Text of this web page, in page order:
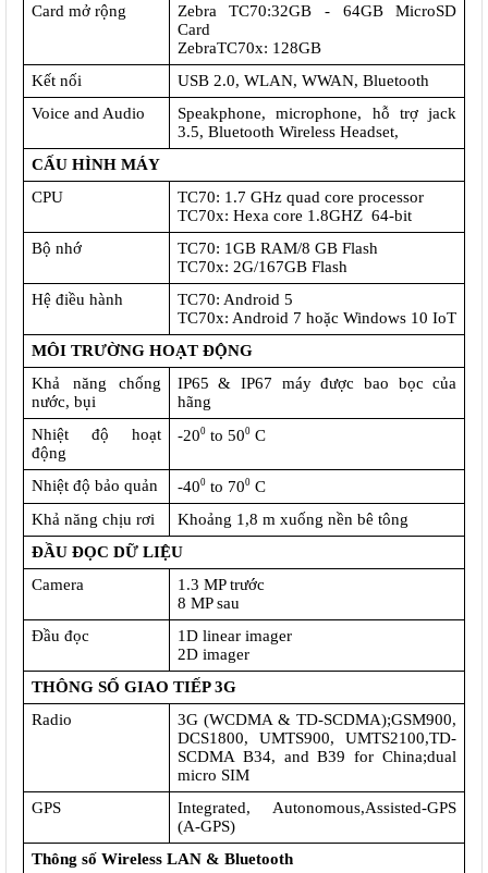
Card mở rộng
Zebra TC70:32GB - 64GB MicroSD
Card
ZebraTC70x: 128GB
Kết nối
USB 2.0, WLAN, WWAN, Bluetooth
Voice and Audio
Speakphone, microphone, hỗ trợ jack
3.5, Bluetooth Wireless Headset,
CẤU HÌNH MÁY
CPU
TC70: 1.7 GHz quad core processor
TC70x: Hexa core 1.8GHZ  64-bit
Bộ nhớ
TC70: 1GB RAM/8 GB Flash
TC70x: 2G/167GB Flash
Hệ điều hành
TC70: Android 5
TC70x: Android 7 hoặc Windows 10 IoT
MÔI TRƯỜNG HOẠT ĐỘNG
Khả năng chống
nước, bụi
IP65 & IP67 máy được bao bọc của
hãng
Nhiệt độ hoạt
động
-200 to 500 C
Nhiệt độ bảo quản -400 to 700 C
Khả năng chịu rơi
Khoảng 1,8 m xuống nền bê tông
ĐẦU ĐỌC DỮ LIỆU
Camera
1.3 MP trước
8 MP sau
Đầu đọc
1D linear imager
2D imager
THÔNG SỐ GIAO TIẾP 3G
Radio
3G (WCDMA & TD-SCDMA);GSM900,
DCS1800, UMTS900, UMTS2100,TD-
SCDMA B34, and B39 for China;dual
micro SIM
GPS
Integrated, Autonomous,Assisted-GPS
(A-GPS)
Thông số Wireless LAN & Bluetooth